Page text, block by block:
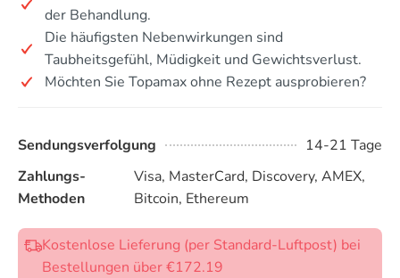
der Behandlung.
Die häufigsten Nebenwirkungen sind
Taubheitsgefühl, Müdigkeit und Gewichtsverlust.
Möchten Sie Topamax ohne Rezept ausprobieren?
Sendungsverfolgung
14-21 Tage
Zahlungs-
Methoden
Visa, MasterCard, Discovery, AMEX,
Bitcoin, Ethereum
Kostenlose Lieferung (per Standard-Luftpost) bei
Bestellungen über €172.19